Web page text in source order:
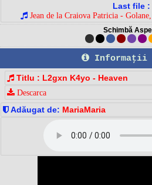
Last file :
Jean de la Craiova Patricia -
Schimbă
Informaţii
Titlu : L2gxn K4yo - Heaven
Descarca
Adăugat de: MariaMaria